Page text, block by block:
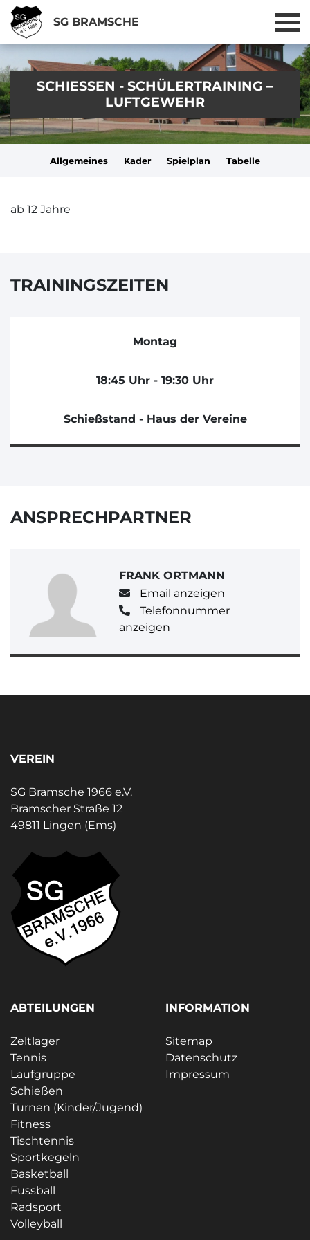
SG BRAMSCHE
SCHIESSEN - SCHÜLERTRAINING – L
UFTGEWEHR
Allgemeines Kader Spielplan Tabelle
ab 12 Jahre
TRAININGSZEITEN
Montag
18:45 Uhr - 19:30 Uhr
Schießstand - Haus der Vereine
ANSPRECHPARTNER
FRANK ORTMANN
Email anzeigen
Telefonnummer
anzeigen
VEREIN
SG Bramsche 1966 e.V.
Bramscher Straße 12
49811 Lingen (Ems)
ABTEILUNGEN
Zeltlager
Tennis
Laufgruppe
Schießen
Turnen (Kinder/Jugend)
Fitness
Tischtennis
Sportkegeln
Basketball
Fussball
Radsport
Volleyball
INFORMATION
Sitemap
Datenschutz
Impressum